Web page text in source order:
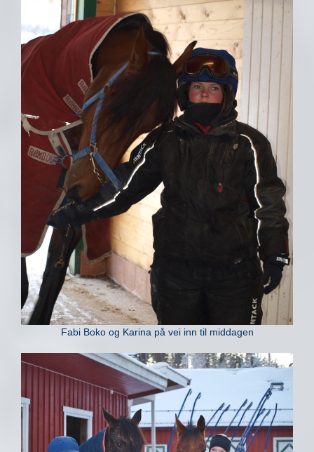
Fabi Boko og Karina på vei inn til middagen